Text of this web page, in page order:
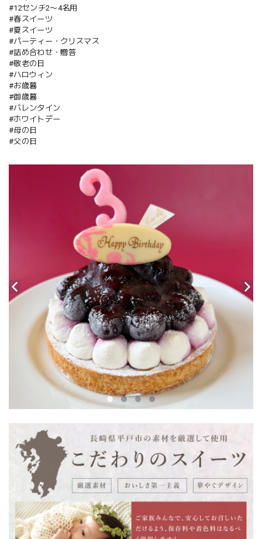
#12センチ2〜4名用
#春スイーツ
#夏スイーツ
#パーティー・クリスマス
#詰め合わせ・贈答
#敬老の日
#ハロウィン
#お歳暮
#御歳暮
#バレンタイン
#ホワイトデー
#母の日
#父の日